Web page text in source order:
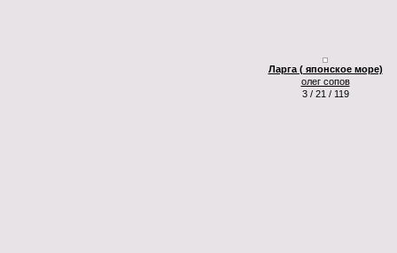
Ларга ( японское море)
олег сопов
3 / 21 / 119